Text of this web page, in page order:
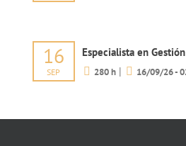
16
SEP
Especialista en
280 h| 16/09/26 -